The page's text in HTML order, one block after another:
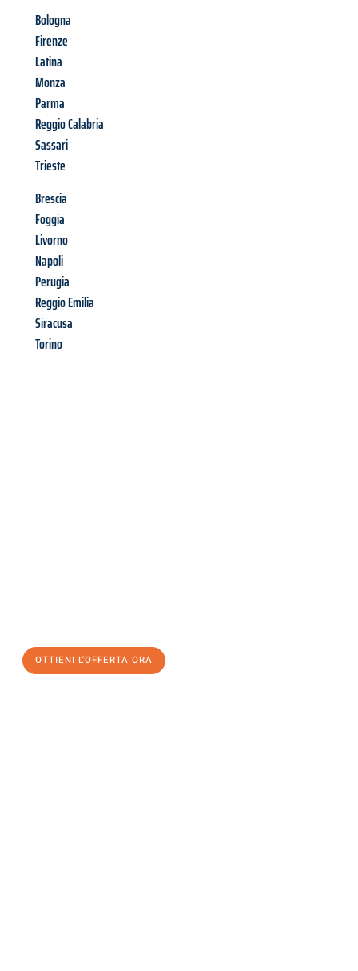
Bologna
Firenze
Latina
Monza
Parma
Reggio Calabria
Sassari
Trieste
Brescia
Foggia
Livorno
Napoli
Perugia
Reggio Emilia
Siracusa
Torino
OTTIENI L'OFFERTA ORA